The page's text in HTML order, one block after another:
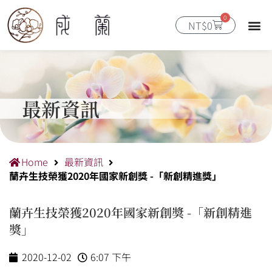
至
主
要
NT$0
0
購
物
最新資訊
Home
最新資訊
蘭卉生技榮獲2020年國家新創獎 -「新創精進獎」
蘭卉生技榮獲2020年國家新創獎 -「新創精進
獎」
2020-12-02
6:07 下午